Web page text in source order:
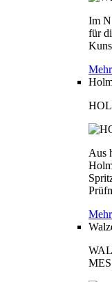
Im
für
Aus